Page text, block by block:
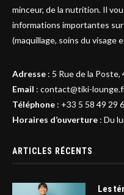
minceur, de la nutrition. Il
informations importantes
(maquillage, soins du visage
Adresse : 5 Rue de la Poste,
Email : contact@tiki-
Téléphone : +33 5 58 49 29
Horaires d’ouverture : Du
ARTICLES RÉCENTS
Les